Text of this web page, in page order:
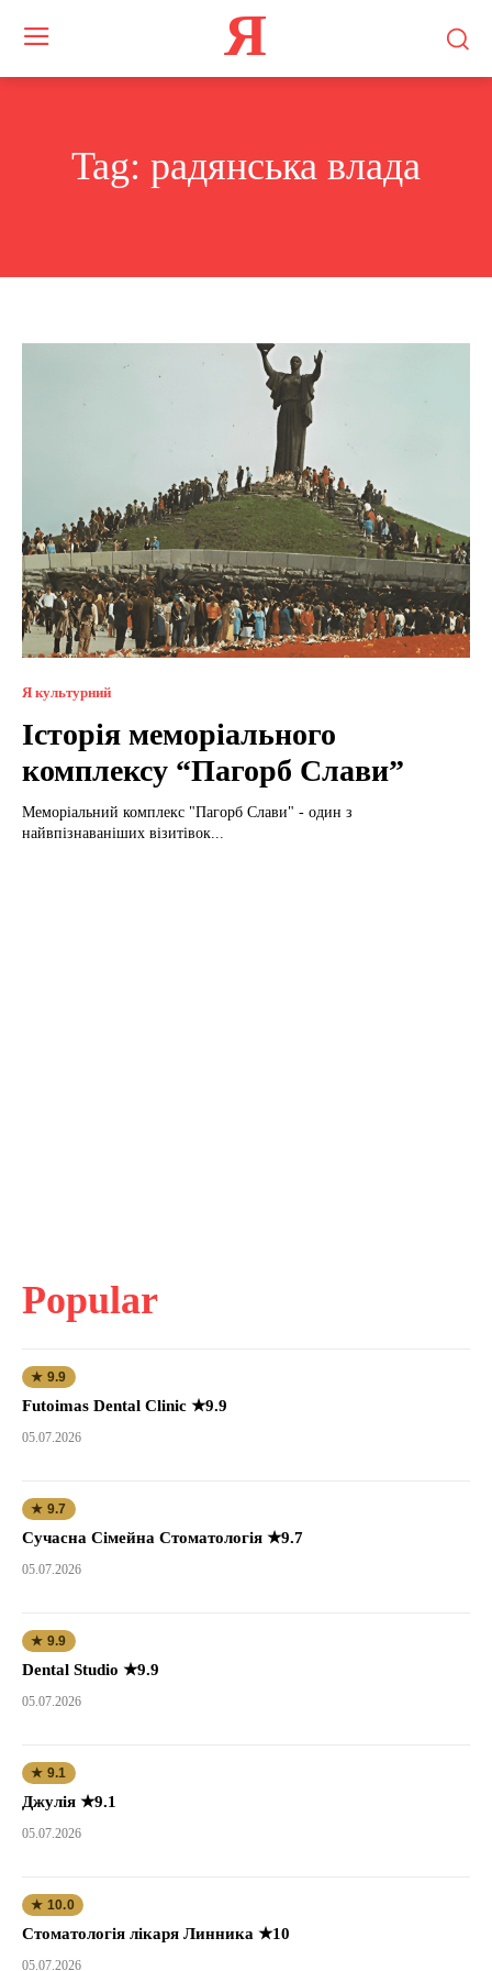
Я
Tag: радянська влада
Я культурний
Історія меморіального
комплексу “Пагорб Слави”
Меморіальний комплекс "Пагорб Слави" - один з
найвпізнаваніших візитівок...
Popular
★ 9.9
Futoimas Dental Clinic ★9.9
05.07.2026
★ 9.7
Сучасна Сімейна Стоматологія ★9.7
05.07.2026
★ 9.9
Dental Studio ★9.9
05.07.2026
★ 9.1
Джулія ★9.1
05.07.2026
★ 10.0
Стоматологія лікаря Линника ★10
05.07.2026